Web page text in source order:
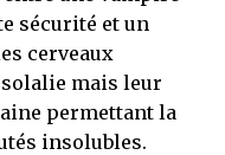
sécurité et un
cerveaux
mais leur
permettant la
insolubles.